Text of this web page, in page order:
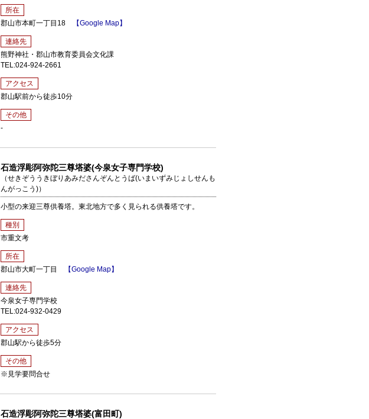
所在
郡山市本町一丁目18
【Google Map】
連絡先
熊野神社・郡山市教育委員会文化課
TEL:024-924-2661
アクセス
郡山駅前から徒歩10分
その他
-
石造浮彫阿弥陀三尊塔婆(今泉女子専門学校)
（せきぞううきぼりあみださんぞんとうば(いまいずみじょしせんも
んがっこう)）
小型の来迎三尊供養塔。東北地方で多く見られる供養塔です。
種別
市重文考
所在
郡山市大町一丁目
【Google Map】
連絡先
今泉女子専門学校
TEL:024-932-0429
アクセス
郡山駅から徒歩5分
その他
※見学要問合せ
石造浮彫阿弥陀三尊塔婆(富田町)